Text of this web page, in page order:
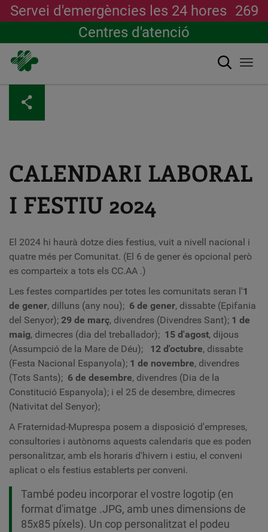
contingut
Servei d'emergències les 24 hores 269
Centres d'atenció
Cerca
CALENDARI LABORAL
I FESTIU 2024
El 2024 hi haurà dotze dies festius, vuit a nivell nacional i
quatre més per Comunitat. (El 6 de gener és opcional però
es comparteix a tots els CC.AA .)
Les festes compartides per totes les comunitats seran l'1
de gener, dilluns (any nou); 6 de gener, dissabte (Epifania
del Senyor); 29 de març, divendres (Divendres Sant); 1 de
maig, dimecres (dia del treballador); 15 d'agost, dijous
(Assumpció de la Mare de Déu);
12 d'octubre, dissabte
(Festa Nacional Espanyola); 1 de novembre, divendres
(Tots Sants); 6 de desembre, divendres (Dia de la
Constitució Espanyola); i el 25 de desembre, dimecres
(Nativitat del Senyor);
A Fraternidad-Muprespa posem a disposició d'empreses,
consultories i autònoms aquests calendaris que es poden
personalitzar, amb els horaris d'hivern i estiu, el conveni
aplicat o els festius establerts per conveni.
També podeu incorporar el vostre logotip (en
format d'imatge .JPG, amb unes dimensions de
85x85 píxels). Un cop personalitzat el podeu